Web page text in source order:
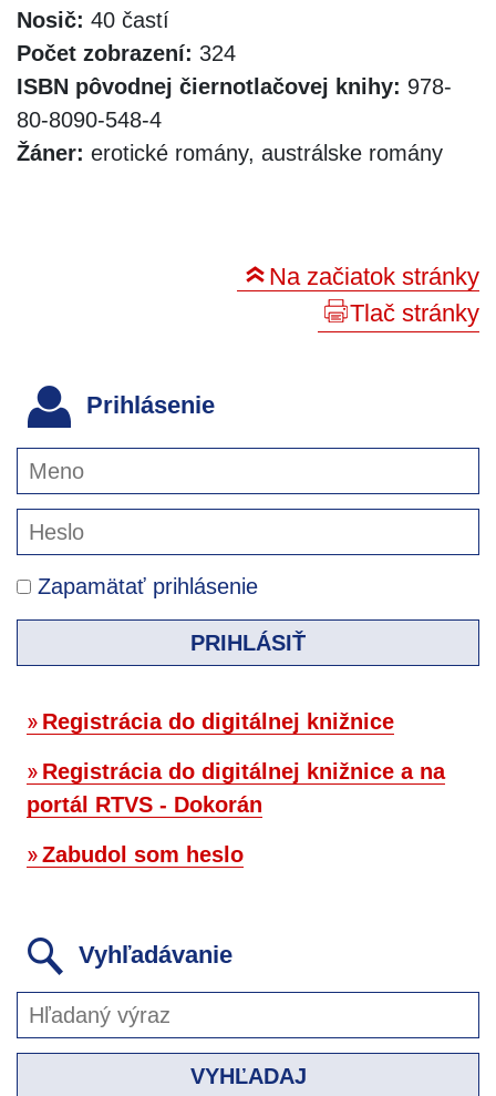
Nosič: 40 častí
Počet zobrazení: 324
ISBN pôvodnej čiernotlačovej knihy: 978-
80-8090-548-4
Žáner: erotické romány, austrálske romány
Na začiatok stránky
Tlač stránky
Prihlásenie
Zapamätať prihlásenie
PRIHLÁSIŤ
Registrácia do digitálnej knižnice
Registrácia do digitálnej knižnice a na
portál RTVS - Dokorán
Zabudol som heslo
Vyhľadávanie
VYHĽADAJ